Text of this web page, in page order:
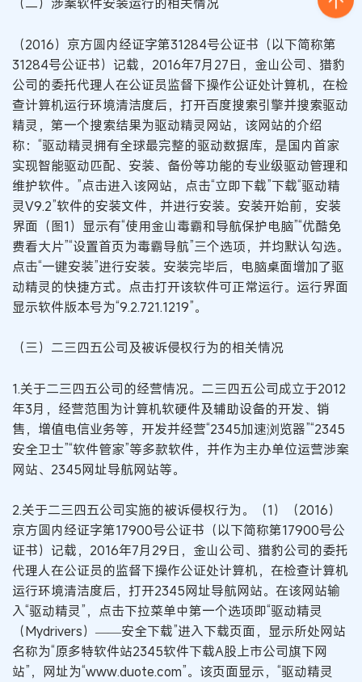
（2016）京方圆内经证字第31284号公证书（以下简称第
31284号公证书）记载，2016年7月27日，金山公司、猎豹
公司的委托代理人在公证员监督下操作公证处计算机，在检
查计算机运行环境清洁度后，打开百度搜索引擎并搜索驱动
精灵，第一个搜索结果为驱动精灵网站，该网站的介绍
称：“驱动精灵拥有全球最完整的驱动数据库，是国内首家
实现智能驱动匹配、安装、备份等功能的专业级驱动管理和
维护软件。”点击进入该网站，点击“立即下载”下载“驱动精
灵V9.2”软件的安装文件，并进行安装。安装开始前，安装
界面（图1）显示有“使用金山毒霸和导航保护电脑”“优酷免
费看大片”“设置首页为毒霸导航”三个选项，并均默认勾选。
点击“一键安装”进行安装。安装完毕后，电脑桌面增加了驱
动精灵的快捷方式。点击打开该软件可正常运行。运行界面
显示软件版本号为“9.2.721.1219”。
（三）二三四五公司及被诉侵权行为的相关情况
1.关于二三四五公司的经营情况。二三四五公司成立于2012
年3月，经营范围为计算机软硬件及辅助设备的开发、销
售，增值电信业务等，开发并经营“2345加速浏览器”“2345
安全卫士”“软件管家”等多款软件，并作为主办单位运营涉案
网站、2345网址导航网站等。
2.关于二三四五公司实施的被诉侵权行为。（1）（2016）
京方圆内经证字第17900号公证书（以下简称第17900号公
证书）记载，2016年7月29日，金山公司、猎豹公司的委托
代理人在公证员的监督下操作公证处计算机，在检查计算机
运行环境清洁度后，打开2345网址导航网站。在该网站输
入“驱动精灵”，点击下拉菜单中第一个选项即“驱动精灵
（Mydrivers）——安全下载”进入下载页面，显示所处网站
名称为“原多特软件站2345软件下载A股上市公司旗下网
站”，网址为“www.duote.com”。该页面显示，“驱动精灵